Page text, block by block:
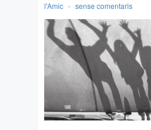
l'Amic - sense comentaris